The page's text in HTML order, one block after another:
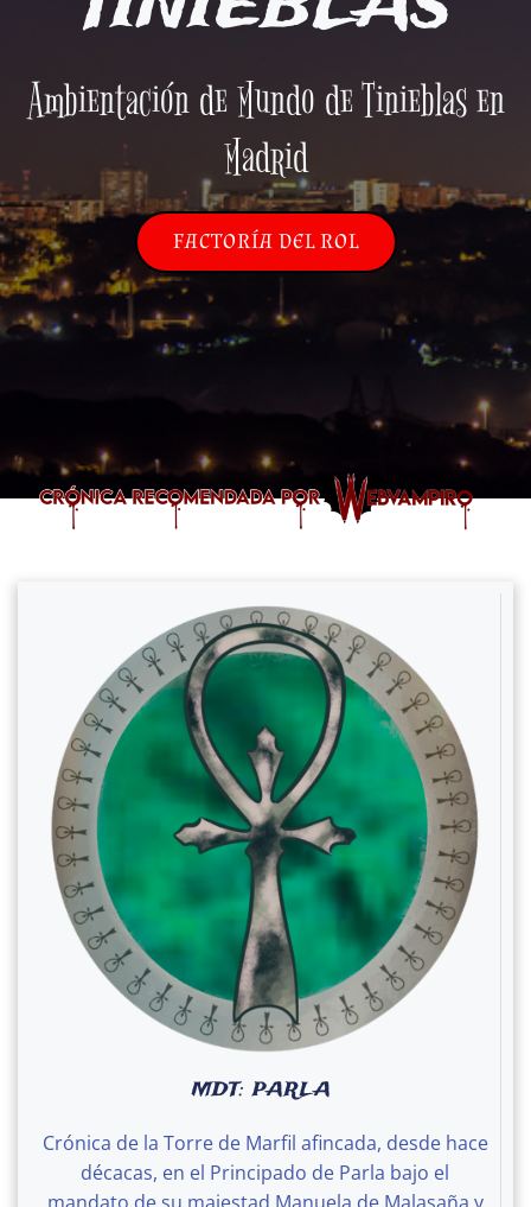
Ambientación de Mundo de Tinieblas en
Madrid
FACTORÍA DEL ROL
MDT: PARLA
Crónica de la Torre de Marfil afincada, desde hace
décacas, en el Principado de Parla bajo el